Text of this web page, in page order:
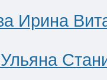
Ирина